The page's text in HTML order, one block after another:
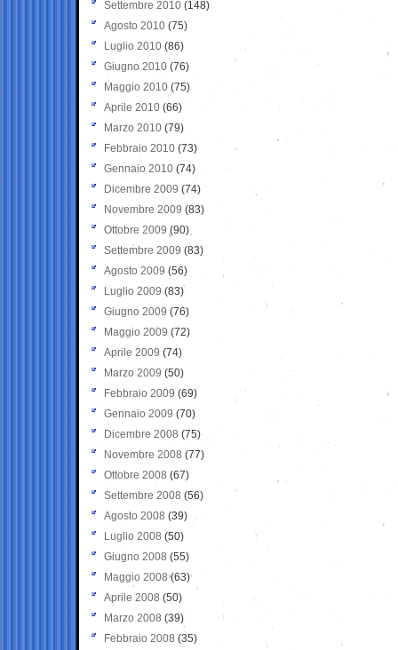
Settembre 2010 (148)
Agosto 2010 (75)
Luglio 2010 (86)
Giugno 2010 (76)
Maggio 2010 (75)
Aprile 2010 (66)
Marzo 2010 (79)
Febbraio 2010 (73)
Gennaio 2010 (74)
Dicembre 2009 (74)
Novembre 2009 (83)
Ottobre 2009 (90)
Settembre 2009 (83)
Agosto 2009 (56)
Luglio 2009 (83)
Giugno 2009 (76)
Maggio 2009 (72)
Aprile 2009 (74)
Marzo 2009 (50)
Febbraio 2009 (69)
Gennaio 2009 (70)
Dicembre 2008 (75)
Novembre 2008 (77)
Ottobre 2008 (67)
Settembre 2008 (56)
Agosto 2008 (39)
Luglio 2008 (50)
Giugno 2008 (55)
Maggio 2008(63)
Aprile 2008 (50)
Marzo 2008 (39)
Febbraio 2008 (35)